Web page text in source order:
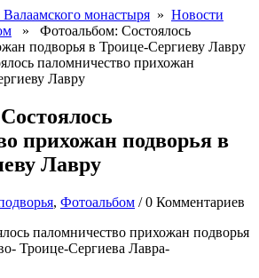
монастыря » Новости
» Фотоальбом: Состоялось
подворья в Троице-Сергиеву Лавру
прихожан подворья в
Лавру
, Фотоальбом /0 Комментариев
паломничество прихожан подворья
Троице-Сергиева Лавра-